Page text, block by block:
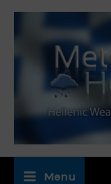
Μετάβαση
περιεχόμενο
Menu